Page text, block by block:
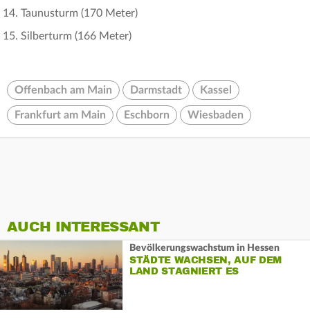
Taunusturm (170 Meter)
Silberturm (166 Meter)
Offenbach am Main Darmstadt Kassel
Frankfurt am Main Eschborn Wiesbaden
AUCH INTERESSANT
Bevölkerungswachstum in Hessen
STÄDTE WACHSEN, AUF DEM
LAND STAGNIERT ES